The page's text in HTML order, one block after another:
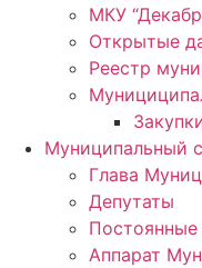
МКУ
Открытые
Реестр
Муниципальный
Глава
Депутаты
Аппарат